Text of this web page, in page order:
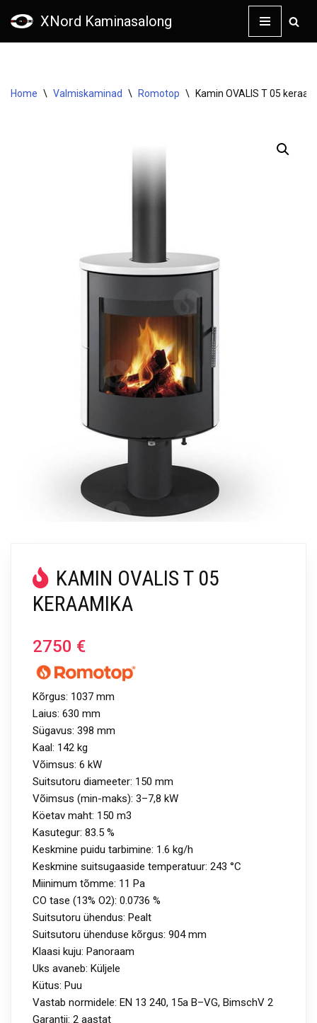
XNord Kaminasalong
Home \ Valmiskaminad \ Romotop \ Kamin OVALIS T 05
KAMIN OVALIS T 05
KERAAMIKA
2750 €
Kõrgus: 1037 mm
Laius: 630 mm
Sügavus: 398 mm
Kaal: 142 kg
Võimsus: 6 kW
Suitsutoru diameeter: 150 mm
Võimsus (min-maks): 3–7,8 kW
Köetav maht: 150 m3
Kasutegur: 83.5 %
Keskmine puidu tarbimine: 1.6 kg/h
Keskmine suitsugaaside temperatuur: 243 °C
Miinimum tõmme: 11 Pa
CO tase (13% O2): 0.0736 %
Suitsutoru ühendus: Pealt
Suitsutoru ühenduse kõrgus: 904 mm
Klaasi kuju: Panoraam
Uks avaneb: Küljele
Kütus: Puu
Vastab normidele: EN 13 240, 15a B–VG, BimschV 2
Garantii: 2 aastat